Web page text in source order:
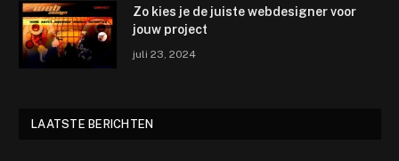
Zo kies je de juiste webdesigner voor
jouw project
juli 23, 2024
LAATSTE BERICHTEN